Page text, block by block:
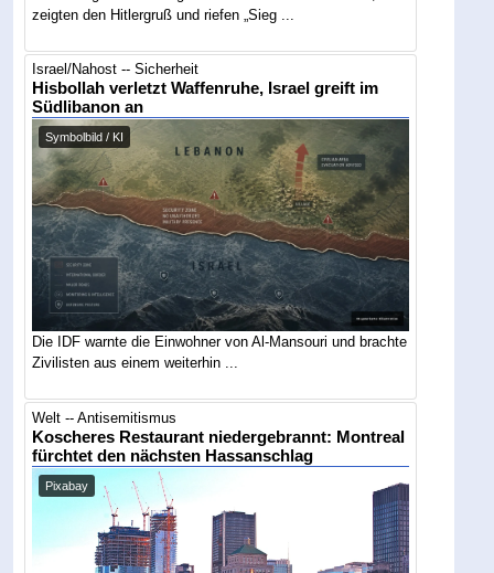
zeigten den Hitlergruß und riefen „Sieg ...
Israel/Nahost -- Sicherheit
Hisbollah verletzt Waffenruhe, Israel greift im
Südlibanon an
Symbolbild / KI
Die IDF warnte die Einwohner von Al-Mansouri und brachte
Zivilisten aus einem weiterhin ...
Welt -- Antisemitismus
Koscheres Restaurant niedergebrannt: Montreal
fürchtet den nächsten Hassanschlag
Pixabay